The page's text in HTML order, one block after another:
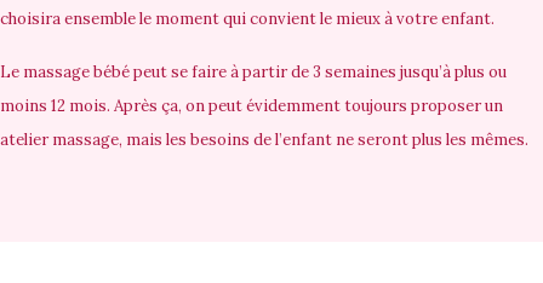
choisira ensemble le moment qui convient le mieux à votre enfant.
Le massage bébé peut se faireà partir de 3 semaines jusqu’à plus ou
moins 12 mois. Après ça, on peut évidemment toujours proposer un
atelier massage, mais les besoins de l’enfant ne seront plus les mêmes.